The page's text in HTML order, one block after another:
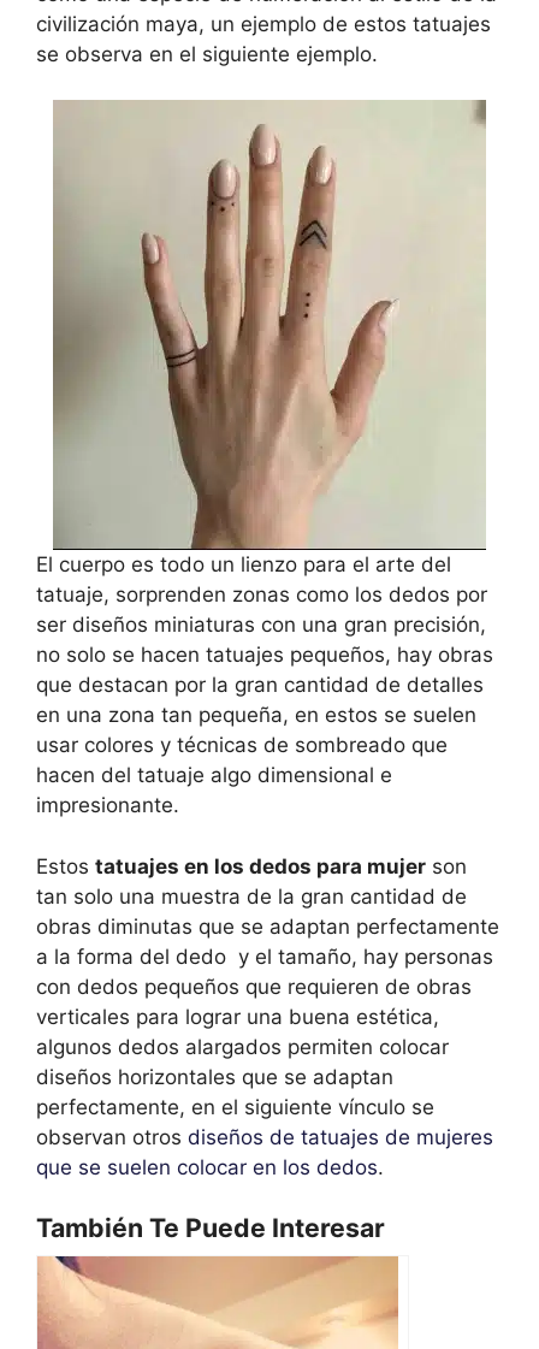
civilización maya, un ejemplo de estos tatuajes
se observa en el siguiente ejemplo.
El cuerpo es todo un lienzo para el arte del
tatuaje, sorprenden zonas como los dedos por
ser diseños miniaturas con una gran precisión,
no solo se hacen tatuajes pequeños, hay obras
que destacan por la gran cantidad de detalles
en una zona tan pequeña, en estos se suelen
usar colores y técnicas de sombreado que
hacen del tatuaje algo dimensional e
impresionante.
Estos tatuajes en los dedos para mujer son
tan solo una muestra de la gran cantidad de
obras diminutas que se adaptan perfectamente
a la forma del dedo y el tamaño, hay personas
con dedos pequeños que requieren de obras
verticales para lograr una buena estética,
algunos dedos alargados permiten colocar
diseños horizontales que se adaptan
perfectamente, en el siguiente vínculo se
observan otros diseños de tatuajes de mujeres
que se suelen colocar en los dedos.
También Te Puede Interesar